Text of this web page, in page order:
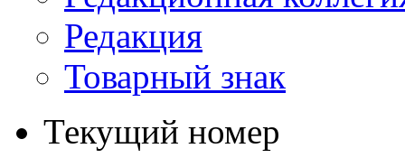
Редакция
Товарный знак
Текущий номер